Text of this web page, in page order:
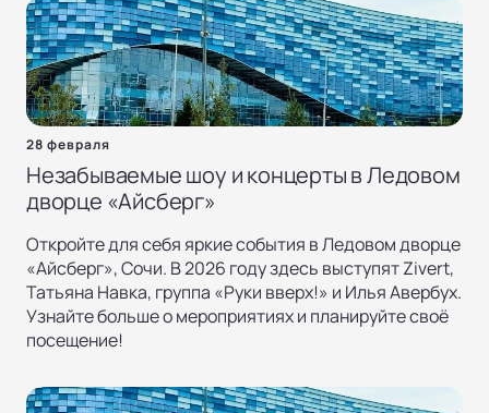
28 февраля
Незабываемые шоу и концерты в Ледовом
дворце «Айсберг»
Откройте для себя яркие события в Ледовом дворце
«Айсберг», Сочи. В 2026 году здесь выступят Zivert,
Татьяна Навка, группа «Руки вверх!» и Илья Авербух.
Узнайте больше о мероприятиях и планируйте своё
посещение!